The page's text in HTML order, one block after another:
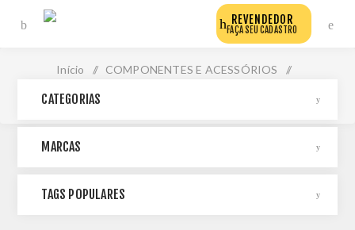
REVENDEDOR
FAÇA SEU CADASTRO
Início / COMPONENTES E ACESSÓRIOS /
CATEGORIAS
MARCAS
TAGS POPULARES